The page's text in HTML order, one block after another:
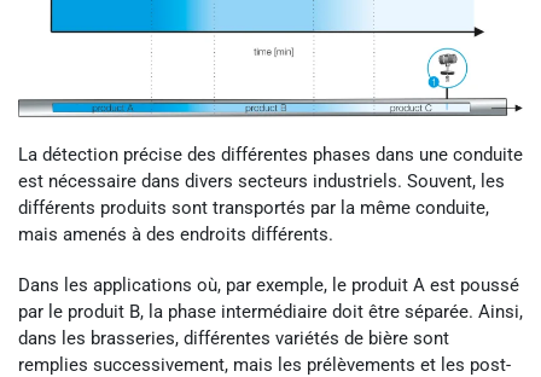
La détection précise des différentes phases dans une conduite
est nécessaire dans divers secteurs industriels. Souvent, les
différents produits sont transportés par la même conduite,
mais amenés à des endroits différents.
Dans les applications où, par exemple, le produit A est poussé
par le produit B, la phase intermédiaire doit être séparée. Ainsi,
dans les brasseries, différentes variétés de bière sont
remplies successivement, mais les prélèvements et les post-